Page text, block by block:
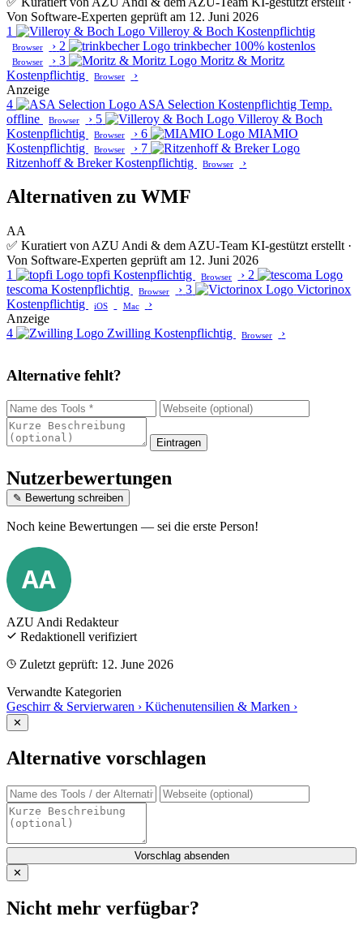
Von Software-Experten geprüft am 12. Juni 2026
1
Villeroy & Boch Kostenpflichtig
Browser › 2 trinkbecher 100% kostenlos
Browser › 3
Moritz & Moritz
Kostenpflichtig
Browser
›
Anzeige
4
ASA Selection Kostenpflichtig Temp.
offline
Browser › 5
Villeroy & Boch
Kostenpflichtig
Browser › 6
MIAMIO
Kostenpflichtig
Browser › 7
Ritzenhoff & Breker Kostenpflichtig Browser ›
Alternativen zu WMF
AA
✅ Kuratiert von AZU Andi & dem AZU-Team KI-gestützt erstellt ·
Von Software-Experten geprüft am 12. Juni 2026
1
topfi Kostenpflichtig Browser › 2
tescoma Kostenpflichtig Browser › 3
Victorinox
Kostenpflichtig
iOS Mac
›
Anzeige
4
Zwilling Kostenpflichtig Browser ›
Alternative fehlt?
Eintragen
Nutzerbewertungen
✎ Bewertung schreiben
Noch keine Bewertungen — sei die erste Person!
AA
AZU Andi Redakteur
Redaktionell verifiziert
Zuletzt geprüft: 12. June 2026
Verwandte Kategorien
Geschirr & Servierwaren › Küchenutensilien & Marken ›
✕
Alternative vorschlagen
Vorschlag absenden
✕
Nicht mehr verfügbar?